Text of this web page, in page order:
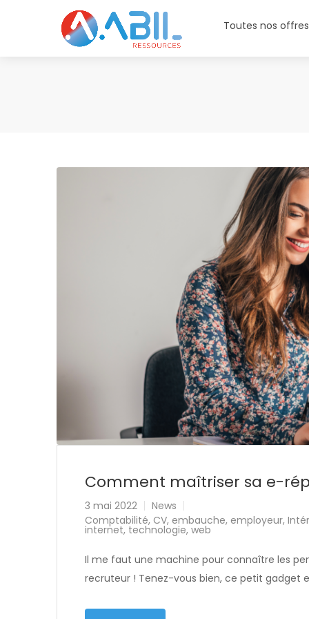
Toutes nos offres
Comment maîtriser sa e-
3 mai 2022
News
Comptabilité, CV, embauche, employeur,
internet, technologie, web
Il me faut une machine pour connaître les
recruteur ! Tenez-vous bien, ce petit gadget